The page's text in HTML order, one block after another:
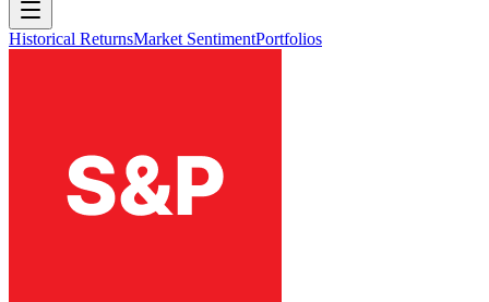
Historical ReturnsMarket SentimentPortfolios